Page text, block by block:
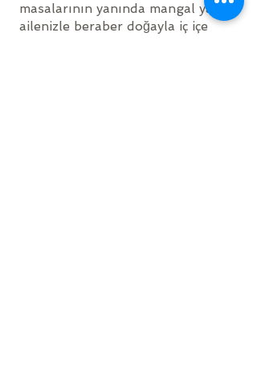
masalarının yanında mangal yakıp
ailenizle beraber doğayla iç içe